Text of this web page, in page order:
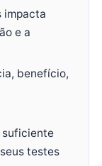
impacta
e a
benefício,
suficiente
testes